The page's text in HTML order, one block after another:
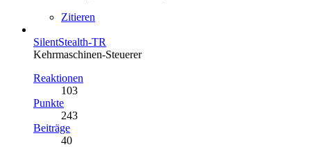
Zitieren
SilentStealth-TR
Kehrmaschinen-Steuerer
Reaktionen
103
Punkte
243
Beiträge
40